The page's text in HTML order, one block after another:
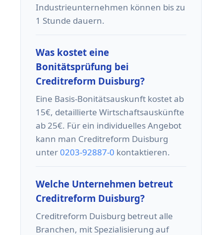
Industrieunternehmen können bis zu
1 Stunde dauern.
Was kostet eine
Bonitätsprüfung bei
Creditreform Duisburg?
Eine Basis-Bonitätsauskunft kostet ab
15€, detaillierte Wirtschaftsauskünfte
ab 25€. Für ein individuelles Angebot
kann man Creditreform Duisburg
unter0203-92887-0 kontaktieren.
Welche Unternehmen betreut
Creditreform Duisburg?
Creditreform Duisburg betreut alle
Branchen, mit Spezialisierung auf